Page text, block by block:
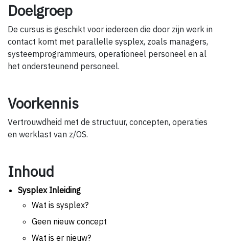
Doelgroep
De cursus is geschikt voor iedereen die door zijn werk in
contact komt met parallelle sysplex, zoals managers,
systeemprogrammeurs, operationeel personeel en al
het ondersteunend personeel.
Voorkennis
Vertrouwdheid met de structuur, concepten, operaties
en werklast van z/OS.
Inhoud
Sysplex Inleiding
Wat is sysplex?
Geen nieuw concept
Wat is er nieuw?